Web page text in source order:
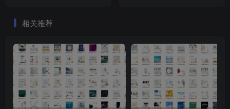
相关推荐